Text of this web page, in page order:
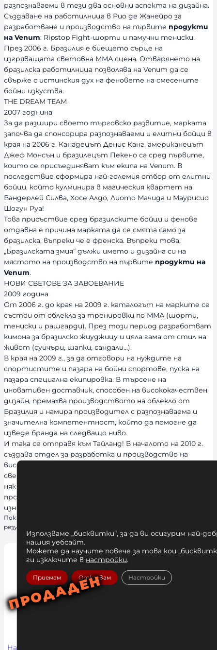
разпознаваеми в тези два основни аспекта на дизайна.
Създаване на работилница в Рио де Жанейро за
разработване и производство на първите продукти
на Venum: Ripstop Fight-шорти и памучни тениски.
През 2006 г. Бразилия е биещето сърце на
изгряващата световна ММА сцена. Отварянето на
бразилска работилница позволява на Venum да се
свърже с истинския дух на феновете на смесените
бойни изкуства.
THE DREAM TEAM
2007 годнина
За да разшири своето търговско развитие, марката
започва да спонсорира разпознаваеми и елитни бойци в
края на 2006 г. Канадецът Денис Канг, американецът
Джеф Монсън и бразилецът Пекено са сред първите,
които се присъединяват към екипа на Venum. В
последствие сформира най-големия отбор от елитни
бойци, който кулминира в магическия квартет на
Вандерлей Силва, Хосе Алдо, Лиото Мачида и Маурисио
Шогун Руа!
Това присъствие сред бразилските бойци и фенове
отдавна е причина марката да се смята само за
бразилска, въпреки че е френска. Въпреки това,
„Бразилската змия“ дължи името и дизайна си на
мястото на производство на първите продукти на
Venum.
НОВИ СВЕТОВЕ ЗА ЗАВОЕВАНИЕ
2009 година
От 2006 г. до края на 2009 г. каталогът на марките се
състои от облекла за тренировки по ММА (шорти,
тениски и рашгарди). През този период разработват
кимона за бразилско жиуджицу и цяла гама от стил на
живот (суичъри, шапки, сандали…).
В края на 2009 г., за да отговори на нуждите на
спортистите и пазара на бойни спортове, пуска на
пазара специална екипировка. В търсене на
иновативен доставчик, способен на висококачествен
дизайн, премахва производството на облекло от
Бразилия и намира производител с разпознаваема и
значителна компетентност, който да помогне да
изведе бранда на следващо ниво.
И така се отправя към Тайланд! В началото на 2010 г.
създава отдел за разработка и производство на
висококачествени продукти на разумна цена за
световния пазар. Успехът е невероятен. Само за
няколко години Venum се превръща в най-големия
производител в Тайланд, а също и в най-големия
износител, далеч изпреварвайки местните марки.
Показване на единствения
резултат
Наколенки Venum
Използваме „бисквитки“, за да ви осигурим най-
нашия уебсайт.
Можете да научите повече за това кои
ги изключите в настройки.
Приемам Отказвам Настройки